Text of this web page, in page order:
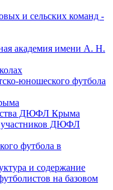
и сельских команд -
академия имени А. Н.
юношеского футбола
ДЮФЛ Крыма
ДЮФЛ
футбола в
и содержание
на базовом